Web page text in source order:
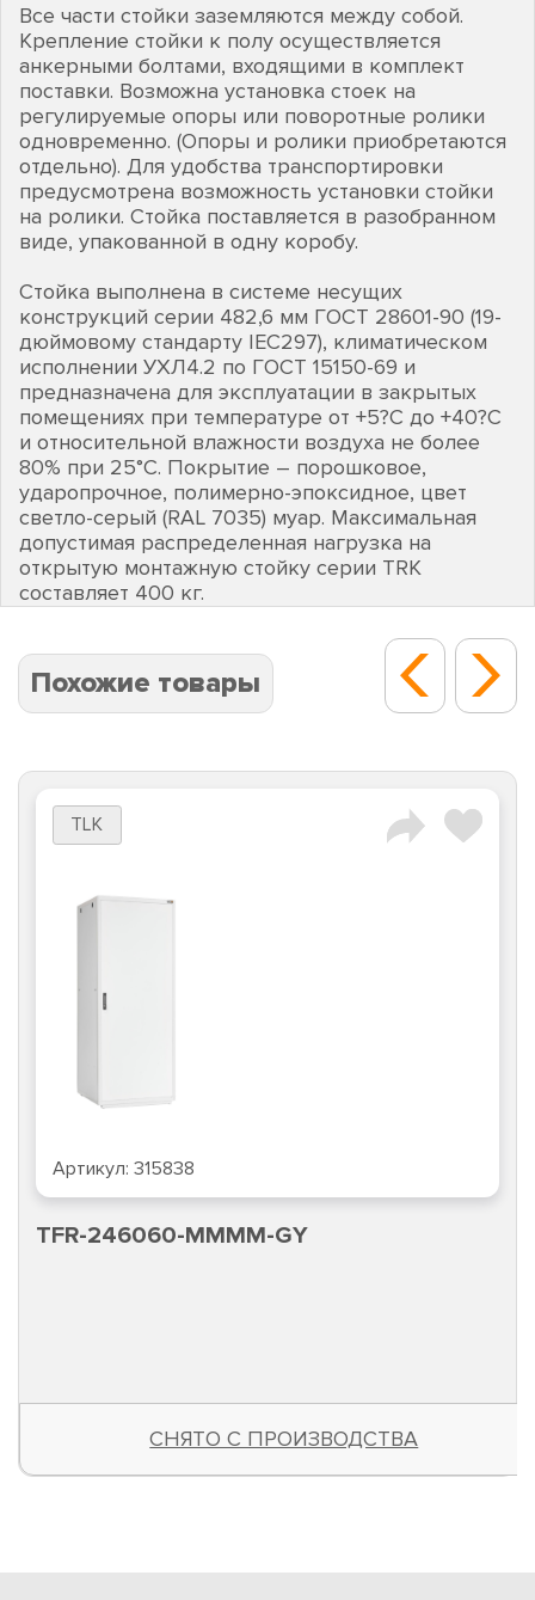
Все части стойки заземляются между собой.
Крепление стойки к полу осуществляется
анкерными болтами, входящими в комплект
поставки. Возможна установка стоек на
регулируемые опоры или поворотные ролики
одновременно. (Опоры и ролики приобретаются
отдельно). Для удобства транспортировки
предусмотрена возможность установки стойки
на ролики. Стойка поставляется в разобранном
виде, упакованной в одну коробу.
Cтойка выполнена в системе несущих
конструкций серии 482,6 мм ГОСТ 28601-90 (19-
дюймовому стандарту IEC297), климатическом
исполнении УХЛ4.2 по ГОСТ 15150-69 и
предназначена для эксплуатации в закрытых
помещениях при температуре от +5?С до +40?С
и относительной влажности воздуха не более
80% при 25°С. Покрытие – порошковое,
ударопрочное, полимерно-эпоксидное, цвет
светло-серый (RAL 7035) муар. Максимальная
допустимая распределенная нагрузка на
открытую монтажную стойку серии TRK
составляет 400 кг.
Похожие товары
TLK
Артикул: 315838
TFR-246060-MMMM-GY
СНЯТО С ПРОИЗВОДСТВА